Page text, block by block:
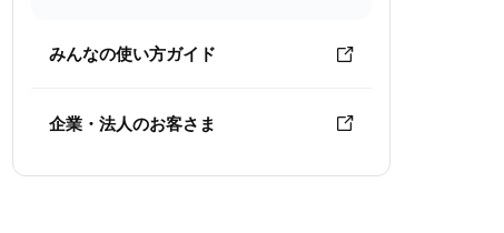
みんなの使い方ガイド
企業・法人のお客さま